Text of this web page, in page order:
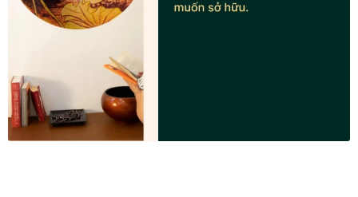
Tranh mừng thọ
Tranh phòng khách hiện đại
Tranh sơn dầu cao cấp